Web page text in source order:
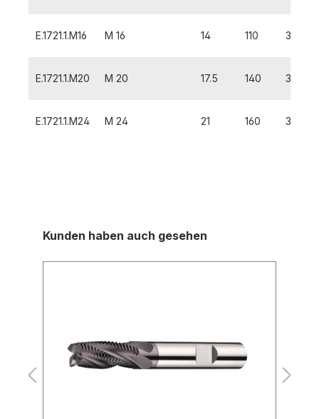
E.1721.1.M16 M 16 14 110 32
E.1721.1.M20 M 20 17.5 140 32
E.1721.1.M24 M 24 21 160 38
Kunden haben auch gesehen